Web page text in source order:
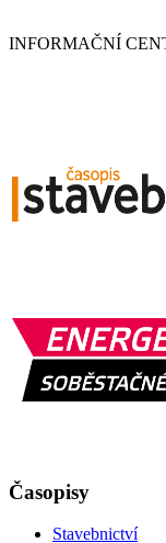
INFORMAČNÍ
Časopisy
Stavebnictví